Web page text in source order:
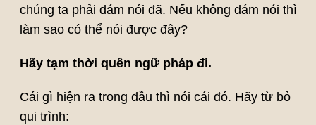
chúng ta phải dám nói đã. Nếu không dám nói thì
làm sao có thể nói được đây?
Hãy tạm thời quên ngữ pháp đi.
Cái gì hiện ra trong đầu thì nói cái đó. Hãy từ bỏ
qui trình: